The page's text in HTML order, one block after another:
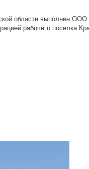
области выполнен ООО
рабочего поселка